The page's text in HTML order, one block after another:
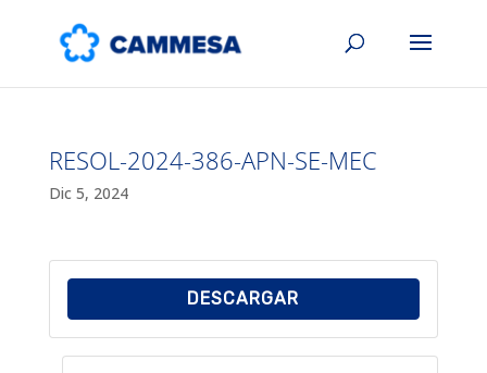
RESOL-2024-386-APN-SE-MEC
Dic 5, 2024
DESCARGAR